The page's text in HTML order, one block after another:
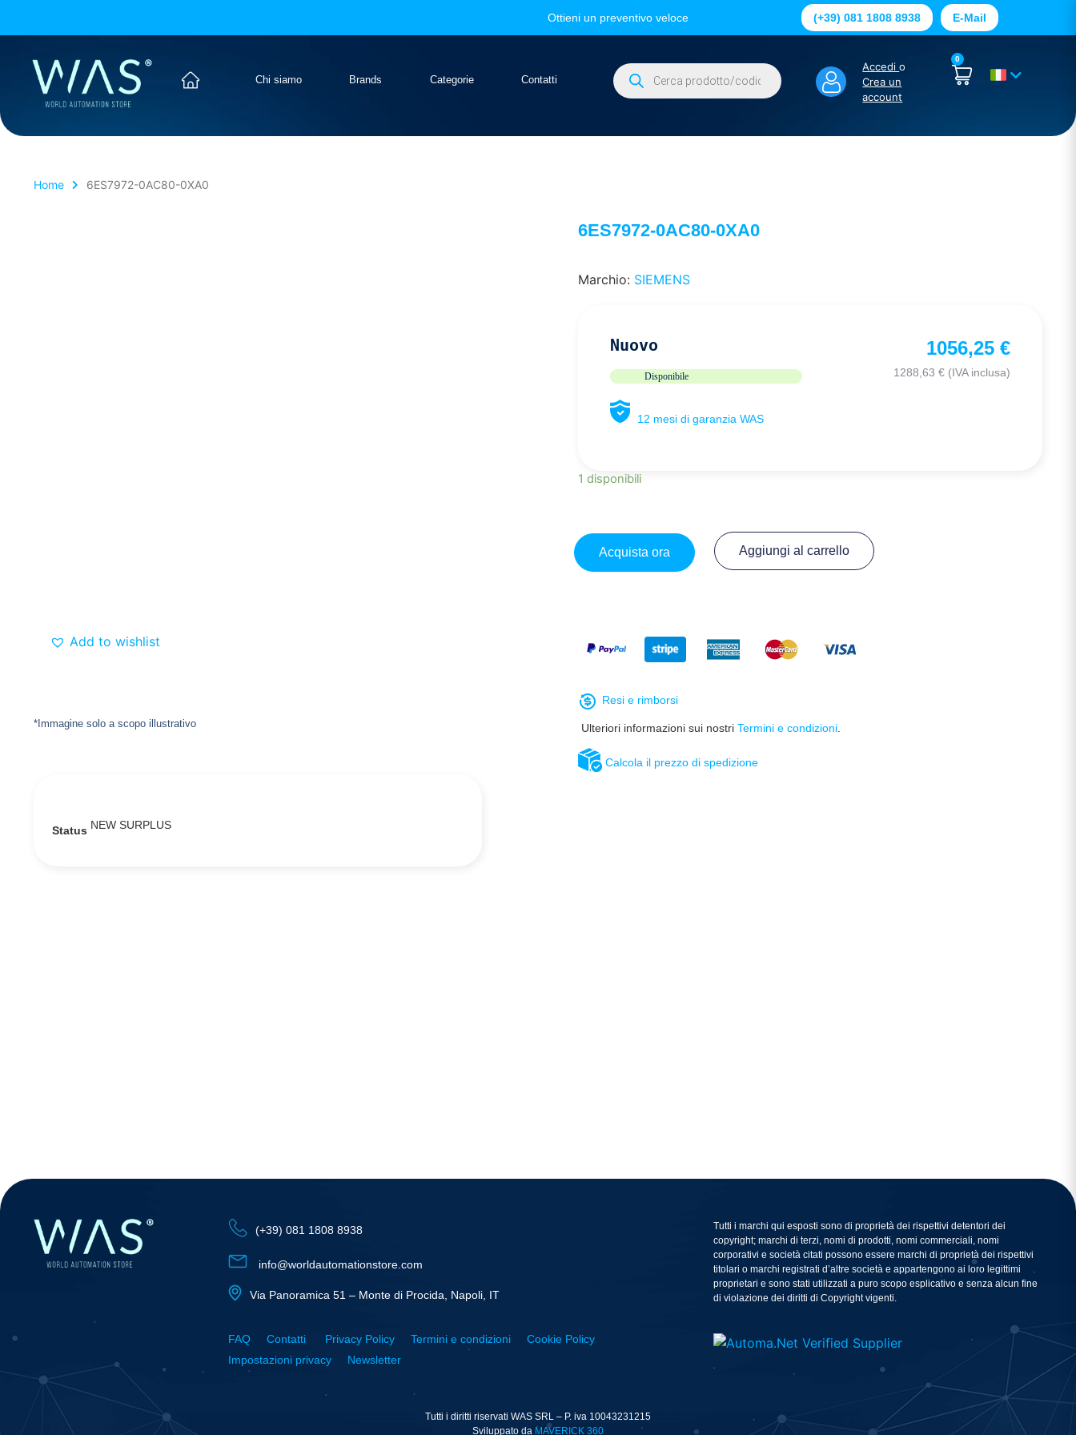
Ottieni un preventivo veloce (+39) 081 1808 8938 E-Mail
Chi siamo Brands Categorie Contatti
Accedio
Crea un
account
0
Home 6ES7972-0AC80-0XA0
Add to wishlist
*Immagine solo a scopo illustrativo
Status NEW SURPLUS
6ES7972-0AC80-0XA0
Marchio: SIEMENS
Nuovo
Disponibile
12 mesi di garanzia WAS
1056,25 €
1288,63 € (IVA inclusa)
1 disponibili
Aggiungi al carrello
Acquista ora
Calcola il prezzo di spedizione
Resi e rimborsi
Ulteriori informazioni sui nostri Termini e condizioni.
(+39) 081 1808 8938
info@worldautomationstore.com
Via Panoramica 51 – Monte di Procida, Napoli, IT
FAQ Contatti Privacy Policy Termini e condizioni
Cookie Policy
Impostazioni privacy
Newsletter
Tutti i marchi qui esposti sono di proprietà dei rispettivi detentori dei
copyright; marchi di terzi, nomi di prodotti, nomi commerciali, nomi
corporativi e società citati possono essere marchi di proprietà dei rispettivi
titolari o marchi registrati d’altre società e appartengono ai loro legittimi
proprietari e sono stati utilizzati a puro scopo esplicativo e senza alcun fine
di violazione dei diritti di Copyright vigenti.
Tutti i diritti riservati WAS SRL – P. iva 10043231215
Sviluppato da MAVERICK 360